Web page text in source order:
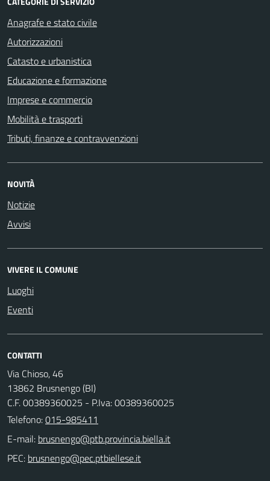
Anagrafe e stato civile
Autorizzazioni
Catasto e urbanistica
Educazione e formazione
Imprese e commercio
Mobilità e trasporti
Tributi, finanze e contravvenzioni
NOVITÀ
Notizie
Avvisi
VIVERE IL COMUNE
Luoghi
Eventi
CONTATTI
Via Chioso, 46
13862 Brusnengo (BI)
C.F. 00389360025 - P.Iva: 00389360025
Telefono:015-985411
E-mail:
PEC: